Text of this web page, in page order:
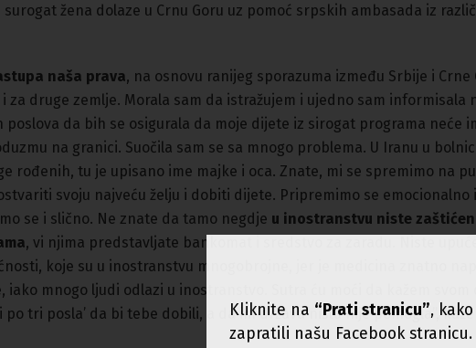
žena dolaze u Crnu Goru uz pomoć srpskih ambasada iz
naša prava, na osnovu ranijeg sporazuma između Srbije i Crne
za druge zemlje. Morala sam da istražujem i ujedno sam informisala
da bih se osigurala da moje dijete iz sirogat programa neće
na granici. Suočila sam se sa mnogo problema. U Iranu u
rođenih, tu je upisano ime majke i oca. Znate, mi se spremimo na
svoju najveću želju i dobiti dijete. Pripremimo se emocionalno i
se i slično. Ne znate da tamo negdje u inostranstvu niste
, vi njima predstavljate bankomat i sredstvo za zaradu. Niste
koje su u inostranstvu mnogobrojne, jer je medicina znatno
iako mnogo ljudi odlazi u inostranstvo. Sutra ću moći da kažem svom
tri posla’ da bi tebe dobili, a da im država ništa nije pomogla”, kaže
Kliknite na “Prati stranicu”,
zapratili našu Facebook stranicu.